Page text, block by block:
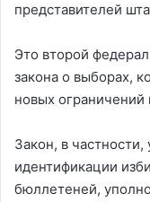
представителей
Это второй
закона о выборах,
новых ограничений
Закон, в частности,
идентификации
бюллетеней,